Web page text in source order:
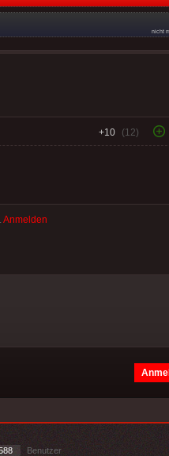
nicht
+10 (12)
Anmelden
Benutzer